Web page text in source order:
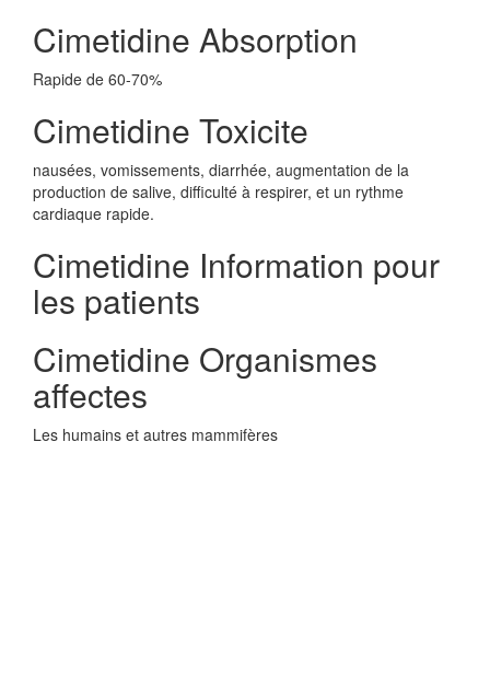
Cimetidine Absorption
Rapide de 60-70%
Cimetidine Toxicite
nausées, vomissements, diarrhée, augmentation de la
production de salive, difficulté à respirer, et un rythme
cardiaque rapide.
Cimetidine Information pour
les patients
Cimetidine Organismes
affectes
Les humains et autres mammifères